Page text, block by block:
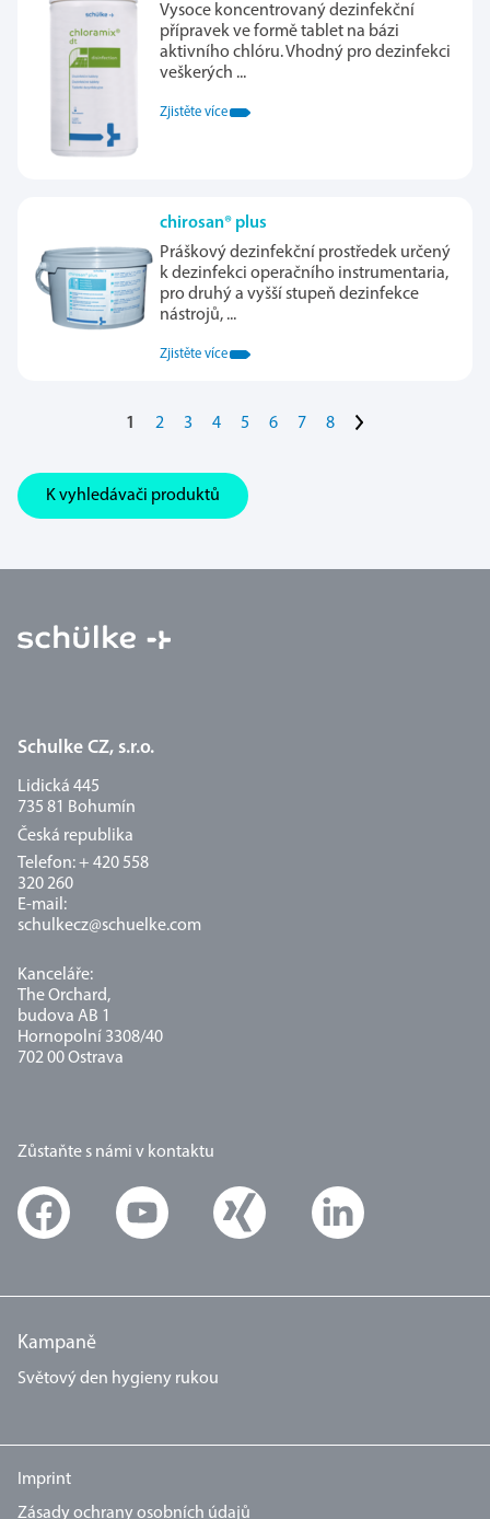
Vysoce koncentrovaný dezinfekční
přípravek ve formě tablet na bázi
aktivního chlóru. Vhodný pro dezinfekci
veškerých ...
Zjistěte více
chirosan® plus
Práškový dezinfekční prostředek určený
k dezinfekci operačního instrumentaria,
pro druhý a vyšší stupeň dezinfekce
nástrojů, ...
Zjistěte více
1 2 3 4 5 6 7 8 >
K vyhledávači produktů
Schulke CZ, s.r.o.
Lidická 445
735 81 Bohumín
Česká republika
Telefon: + 420 558
320 260
E-mail:
schulkecz@schuelke.com
Kanceláře:
The Orchard,
budova AB 1
Hornopolní 3308/40
702 00 Ostrava
Zůstaňte s námi v kontaktu
Kampaně
Světový den hygieny rukou
Imprint
Zásady ochrany osobních údajů